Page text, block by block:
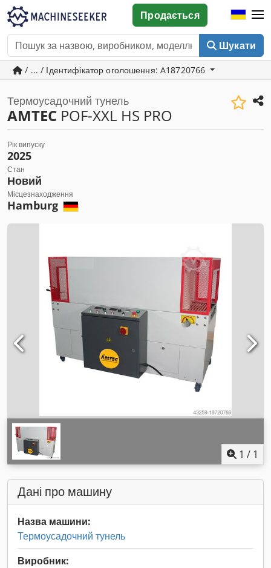
Шукати
Продається
/ ... / Ідентифікатор оголошення: A18720766
Термоусадочний тунель
AMTEC POF-XXL HS PRO
Рік випуску
2025
Стан
Новий
Місцезнаходження
Hamburg
1 / 1
Дані про машину
Назва машини:
Термоусадочний тунель
Виробник: